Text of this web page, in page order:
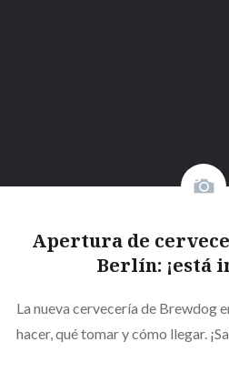
Apertura de
Berlín: ¡está
La nueva cervecería de Brewdog
hacer, qué tomar y cómo llegar.